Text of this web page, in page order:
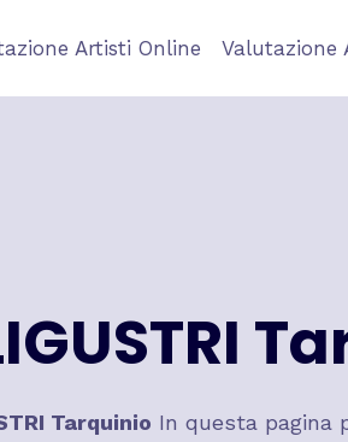
Artisti Online Valutazione
Tarquinio In questa pagina